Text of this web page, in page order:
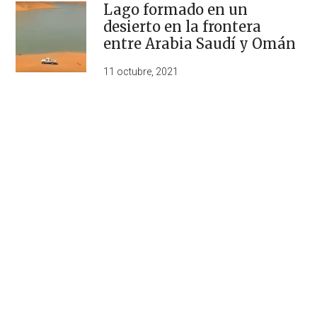
Lago formado en un
desierto en la frontera
entre Arabia Saudí y Omán
11 octubre, 2021